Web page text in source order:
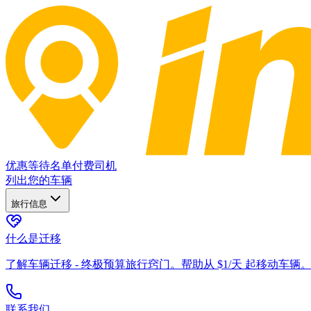
优惠等待名单付费司机
列出您的车辆
旅行信息
什么是迁移
了解车辆迁移 - 终极预算旅行窍门。帮助从 $1/天 起移动车辆。